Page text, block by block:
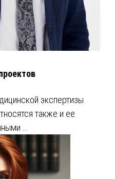
экспертизы
также и ее
…